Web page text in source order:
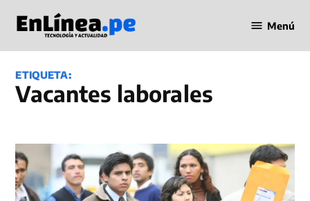
contenido
en Línea
Menú
ETIQUETA:
vacantes laborales